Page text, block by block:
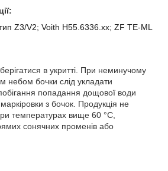
Z3/V2; Voith H55.6336.xx; ZF TE-ML
в укритті. При неминучому
небом бочки слід укладати
попадання дощової води
з бочок. Продукція не
температурах вище 60 °С,
сонячних променів або